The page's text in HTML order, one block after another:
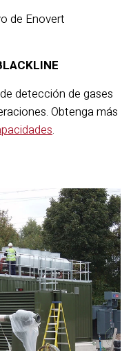
de Enovert
detección de gases
Obtenga más
.